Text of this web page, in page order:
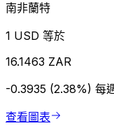
南非蘭特
1 USD 等於
16.1463 ZAR
-0.3935 (2.38%) 每
查看圖表